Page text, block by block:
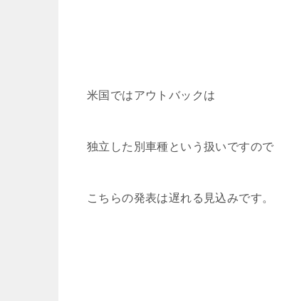
米国ではアウトバックは
独立した別車種という扱いですので
こちらの発表は遅れる見込みです。